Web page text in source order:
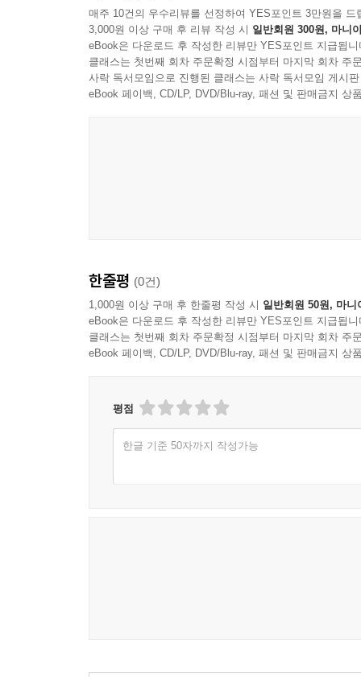
매주 10건의 우수리뷰를 선정하여 YES포인트 3만원을 드
3,000원 이상 구매 후 리뷰 작성 시 일반회원 300원, 마니
eBook은 다운로드 후 작성한 리뷰만 YES포인트 지급됩니
클래스는 첫번째 회차 주문확정 시점부터 마지막 회차 주
사락 독서모임으로 진행된 클래스는 사락 독서모임 게시
eBook 페이백, CD/LP, DVD/Blu-ray, 패션 및 판매금지 상
한줄평 (0건)
1,000원 이상 구매 후 한줄평 작성 시 일반회원 50원, 마니
eBook은 다운로드 후 작성한 리뷰만 YES포인트 지급됩니
클래스는 첫번째 회차 주문확정 시점부터 마지막 회차 주
eBook 페이백, CD/LP, DVD/Blu-ray, 패션 및 판매금지 상
평점
한글 기준 50자까지 작성가능